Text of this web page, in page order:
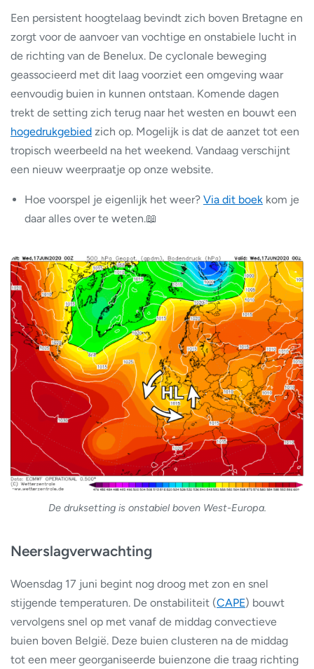
Een persistent hoogtelaag bevindt zich boven Bretagne en
zorgt voor de aanvoer van vochtige en onstabiele lucht in
de richting van de Benelux. De cyclonale beweging
geassocieerd met dit laag voorziet een omgeving waar
eenvoudig buien in kunnen ontstaan. Komende dagen
trekt de setting zich terug naar het westen en bouwt een
hogedrukgebied zich op. Mogelijk is dat de aanzet tot een
tropisch weerbeeld na het weekend. Vandaag verschijnt
een nieuw weerpraatje op onze website.
Hoe voorspel je eigenlijk het weer? Via dit boek kom je
daar alles over te weten.📖
De druksetting is onstabiel boven West-Europa.
Neerslagverwachting
Woensdag 17 juni begint nog droog met zon en snel
stijgende temperaturen. De onstabiliteit (CAPE) bouwt
vervolgens snel op met vanaf de middag convectieve
buien boven België. Deze buien clusteren na de middag
tot een meer georganiseerde buienzone die traag richting